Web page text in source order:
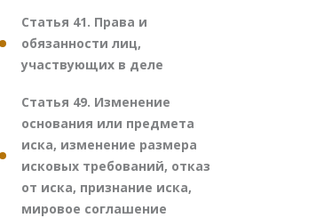
Статья 41. Права и
обязанности лиц,
участвующих в деле
Статья 49. Изменение
основания или предмета
иска, изменение размера
исковых требований, отказ
от иска, признание иска,
мировое соглашение